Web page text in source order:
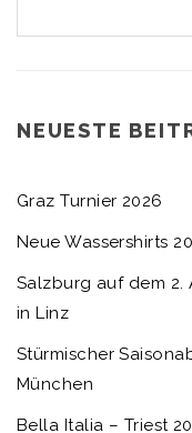
NEUESTE
Graz Turnier 2026
Neue Wassershirts
Salzburg auf dem 2.
in Linz
Stürmischer
München
Bella Italia – Triest